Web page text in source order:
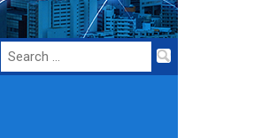
Search
for: